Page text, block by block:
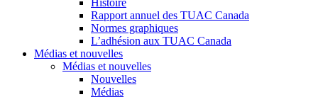
Rapport annuel des TUAC Canada
Normes graphiques
L’adhésion aux TUAC Canada
Médias et nouvelles
Médias et nouvelles
Nouvelles
Médias